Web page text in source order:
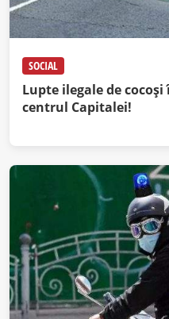
SOCIAL
Lupte ilegale de
centrul Capitalei!